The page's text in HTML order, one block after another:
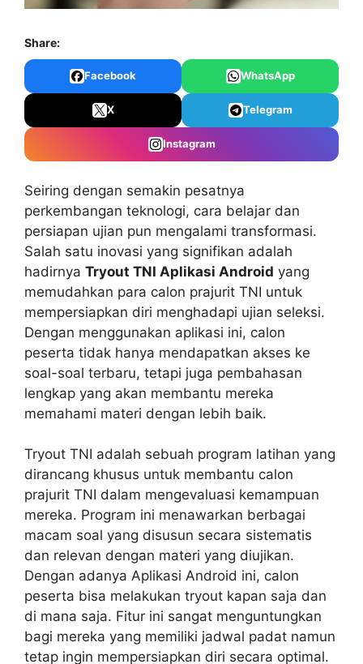
Share:
Facebook WhatsApp
X Telegram
Instagram
Seiring dengan semakin pesatnya
perkembangan teknologi, cara belajar dan
persiapan ujian pun mengalami transformasi.
Salah satu inovasi yang signifikan adalah
hadirnya Tryout TNI Aplikasi Android yang
memudahkan para calon prajurit TNI untuk
mempersiapkan diri menghadapi ujian seleksi.
Dengan menggunakan aplikasi ini, calon
peserta tidak hanya mendapatkan akses ke
soal-soal terbaru, tetapi juga pembahasan
lengkap yang akan membantu mereka
memahami materi dengan lebih baik.
Tryout TNI adalah sebuah program latihan yang
dirancang khusus untuk membantu calon
prajurit TNI dalam mengevaluasi kemampuan
mereka. Program ini menawarkan berbagai
macam soal yang disusun secara sistematis
dan relevan dengan materi yang diujikan.
Dengan adanya Aplikasi Android ini, calon
peserta bisa melakukan tryout kapan saja dan
di mana saja. Fitur ini sangat menguntungkan
bagi mereka yang memiliki jadwal padat namun
tetap ingin mempersiapkan diri secara optimal.